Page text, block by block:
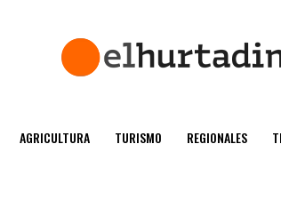
AGRICULTURA TURISMO REGIONALES